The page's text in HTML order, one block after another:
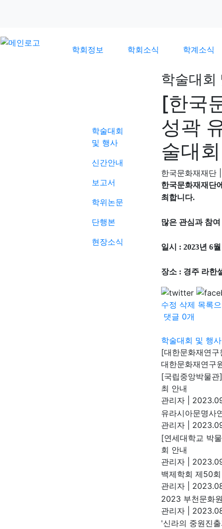
학회정보 학회소식 학계소식
학술대회
및 행사
신간안내
보고서
학위논문
단행본
현장소식
학술대회
[한국
성곽
술대
한국문화재재단
한국문화재재단
최합니다.
많은 관심과 참
일시 : 2023년 6
장소 : 경주 라한
수정 삭제 목록
댓글 0개
학술대회 및 행사
[대한문화재연
대한문화재연구
[국립중앙박물
최 안내
관리자
유라시아문명사
관리자
[연세대학교 박
회 안내
관리자
백제학회 제50
관리자
2023 부천문화
관리자
'신라의 중원진